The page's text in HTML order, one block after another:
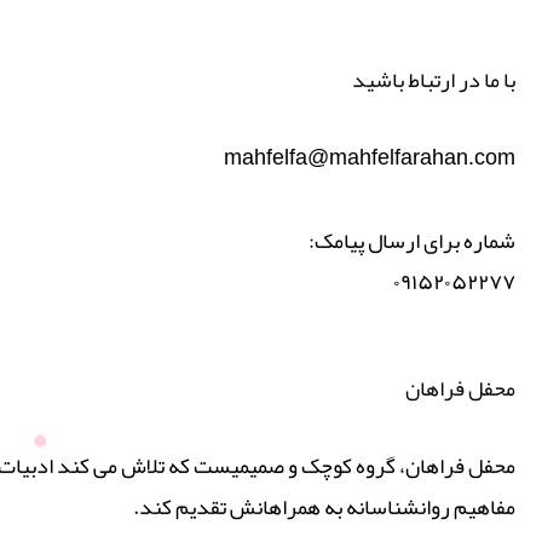
با ما در ارتباط باشید
mahfelfa@mahfelfarahan.com
شماره برای ارسال پیامک:
۰۹۱۵۲۰۵۲۲۷۷
محفل فراهان
محفل فراهان، گروه کوچک و صمیمیست که تلاش می کند ادبیات
مفاهیم روانشناسانه به همراهانش تقدیم کند.